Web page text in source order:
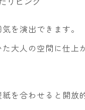
を演出できます。
大人の空間に仕上
を合わせると開放